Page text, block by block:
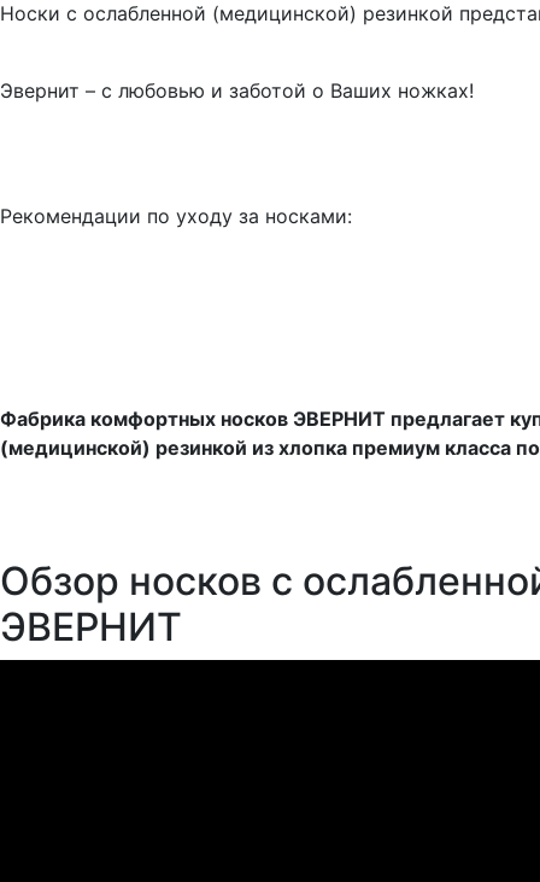
Носки с ослабленной (медицинской) резинкой
Эвернит – с любовью и заботой о Ваших ножках!
Рекомендации по уходу за носками:
Фабрика комфортных носков ЭВЕРНИТ предлагает
(медицинской) резинкой из хлопка премиум класса
Обзор носков с
ЭВЕРНИТ